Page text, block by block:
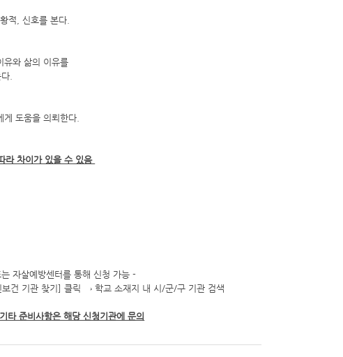
적, 신호를 본다.
유와 삶의 이유를
.
도움을 의뢰한다.
라 차이가 있을 수 있음
자살예방센터를 통해 신청 가능 -
건 기관 찾기] 클릭 → 학교 소재지 내 시/군/구 기관 검색
준비사항은 해당 신청기관에 문의